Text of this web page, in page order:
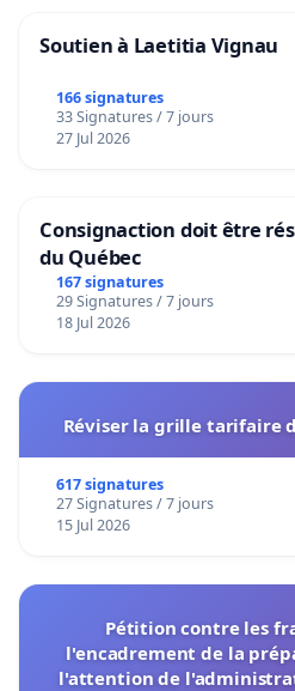
Soutien à Laetitia Vignau
166 signatures
33 Signatures / 7 jours
27 Jul 2026
Consignaction doit être
du Québec
167 signatures
29 Signatures / 7 jours
18 Jul 2026
Réviser la grille tarifaire
617 signatures
27 Signatures / 7 jours
15 Jul 2026
Pétition contre les
l'encadrement de la
l'attention de